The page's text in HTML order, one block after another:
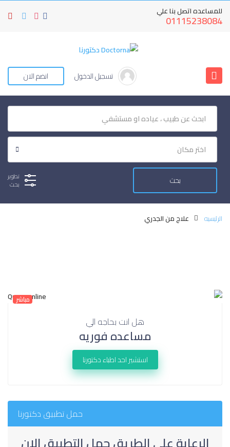
للمساعده اتصل بنا علي
01115238084
تسجيل الدخول انضم الان
تطوير
بحث
الرئيسيه علاج من الجدري
مباشر
هل انت بحاجه الي
مساعده فوريه
استشير احد اطباء دكتورنا
حمل تطبيق دكتورنا